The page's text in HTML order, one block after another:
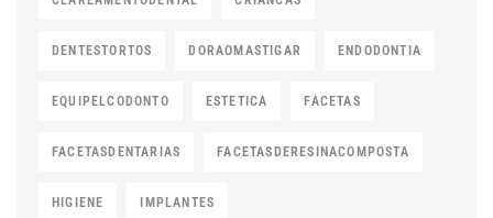
DENTESTORTOS DORAOMASTIGAR ENDODONTIA
EQUIPELCODONTO ESTETICA FACETAS
FACETASDENTARIAS FACETASDERESINACOMPOSTA
HIGIENE IMPLANTES